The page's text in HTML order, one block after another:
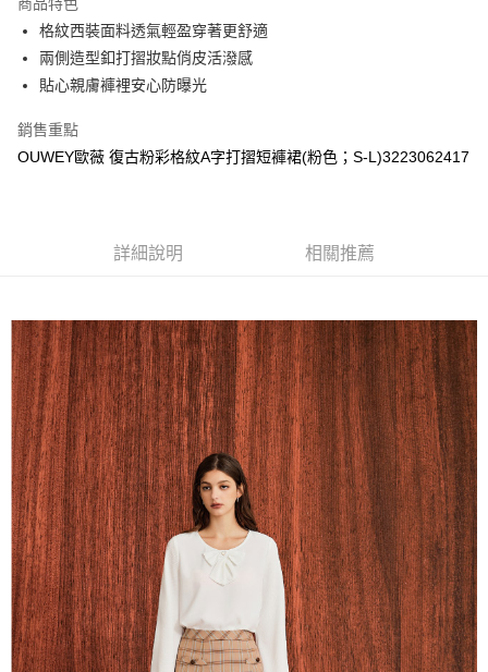
臺灣中小企業銀行
匯豐（台灣）商業銀行
華泰商業銀行
聯邦商業銀行
元大商業銀行
台新國際商業銀行
台灣樂天信用卡公司
Apple Pay
街口支付
悠遊付
全盈+PAY
大哥付你分期
1.本服務由台灣大哥大提供，台灣大哥大用戶可立即使用無須另外申請。
2.付款方式選擇「大哥付你分期」，訂單成立後會自動跳轉到大哥付的交易
3.實際核准額度、可分期數及費用金額請依後續交易確認頁面所載為準。
4.訂單成立30分鐘內，如未前往確認交易或遇審核未通過，訂單將自動取
消。如遇「轉專審核」未通過狀況，表示未達大哥付你分期系統評分，恕無
法說明評估內容。
【繳款方式說明】
1.分期款項不併入電信帳單，「大哥付你分期」於每月結算日後寄送繳費提
醒簡訊。
2.透過簡訊連結打開帳單後，可選擇「超商條碼／台灣大直營門市／銀行轉
帳／街口支付／iPASS MONEY」等通路繳費。
【注意事項】
1.本服務係由「台灣大哥大股份有限公司」（以下簡稱本公司）所提供，讓
用戶於交易時，得透過本服務購買商品或服務，並由商店將買賣／分期付款
買賣價金債權讓與本公司後，依約使用本公司帳單繳交帳款。
2.基於同意付款使用「大哥付你分期」之契約關係目的，商店將以您的個人
資料（包含姓名、電話或地址）提供予台灣大哥大進項蒐集、處理及利用，
由本公司與您本人進行分期帳單所需資料之確認、核對及更正。
3.完整用戶服務條款，請詳閱以下連結：https://oppay.tw/userRule
便利好安心！
１．簡單：不需註冊會員、不需綁卡、不需儲值。
２．便利：只要手機號碼，簡訊認證，即可結帳。
３．安心：先確認商品／服務後，再付款。
【「AFTEE先享後付」結帳流程】
１．於結帳方式選擇「AFTEE先享後付」後，將跳轉至「AFTEE先享後付」
結帳頁面，進行簡訊認證並確認金額後，即可完成結帳。
２．訂單成立數日內，您將收到繳費通知簡訊。
３．收到繳費通知簡訊後14天內，點擊此簡訊中的連結，可透過四大超商／
ATM／網路銀行／等多元方式進行付款，方視為交易完成。
※ 請注意：結帳手續完成當下不需立刻繳費，但若您需要取消訂單，請聯絡
購買商品的店家。未經商家同意取消之訂單仍視為有效，需透過AFTEE先享
後付繳納相關費用。
※ 交易是否成功請以「AFTEE先享後付 」之結帳頁面顯示為準，若有關於
是否繳費成功／繳費後需取消欲退款等相關疑問，請聯繫「AFTEE先享後付
客戶支援中心」https://netprotections.freshdesk.com/support/home
運送方式
全家取貨付款
每筆NT$120，滿NT$2,500(含以上)免運費
付款後全家取貨
每筆NT$120，滿NT$2,500(含以上)免運費
萊爾富取貨付款
每筆NT$120，滿NT$2,500(含以上)免運費
付款後萊爾富取貨
每筆NT$120，滿NT$2,500(含以上)免運費
7-11取貨付款
每筆NT$120，滿NT$2,500(含以上)免運費
格紋西裝面料透氣輕盈穿著更舒適
兩側造型釦打摺妝點俏皮活潑感
貼心親膚褲裡安心防曝光
銷售重點
OUWEY歐薇 復古粉彩格紋A字打摺短褲裙(粉色；S-L)3223062417
詳細說明 相關推薦